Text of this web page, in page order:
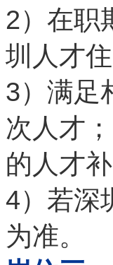
2）在职
圳人才
3）满足
次人才
的人才
4）若深
为准。